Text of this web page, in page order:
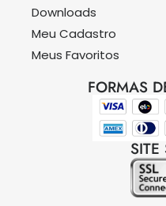
Downloads
Meu Cadastro
Meus Favoritos
FORMAS
SITE